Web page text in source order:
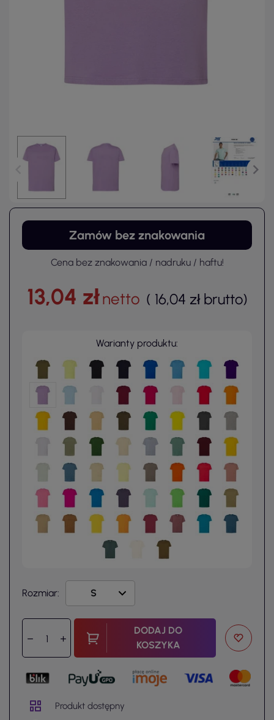
Zamów bez znakowania
Cena bez znakowania / nadruku / haftu!
13,04 złnetto ( 16,04 zł brutto)
Warianty produktu:
Rozmiar:
DODAJ DO
KOSZYKA
Produkt dostępny